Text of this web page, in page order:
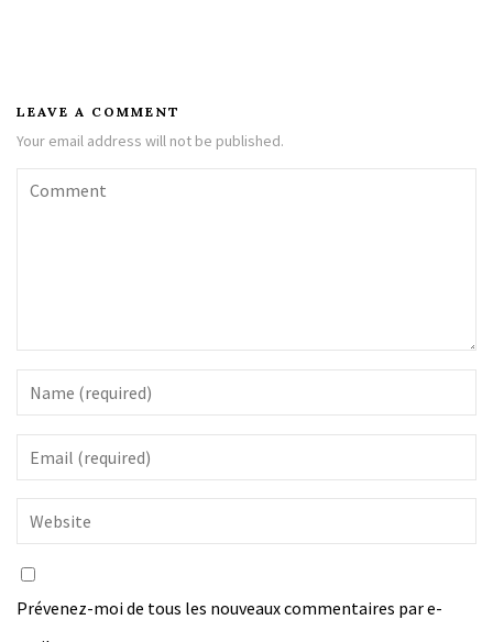
LEAVE A COMMENT
Your email address will not be published.
Prévenez-moi de tous les nouveaux commentaires par e-